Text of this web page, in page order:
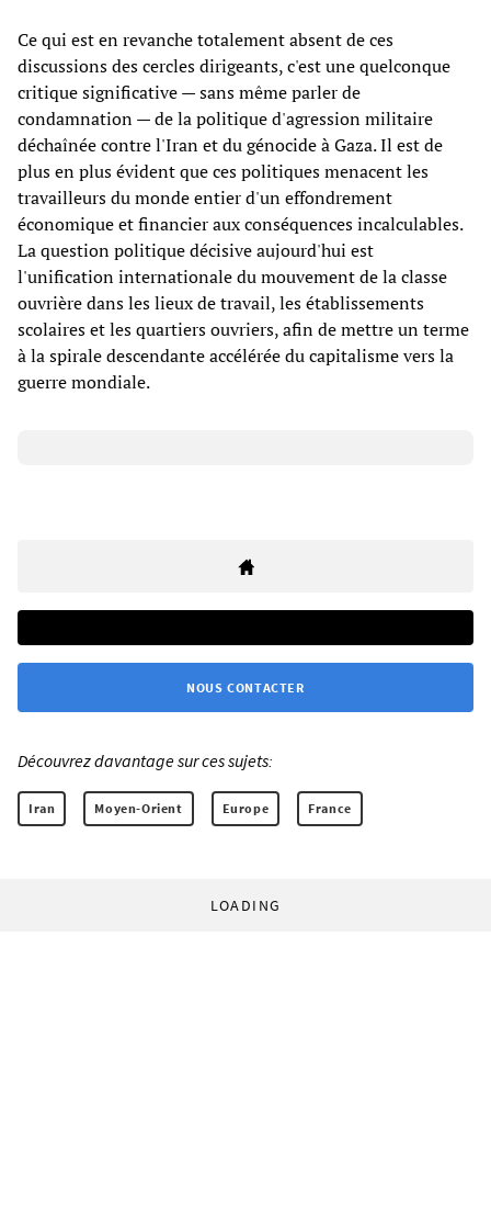
Ce qui est en revanche totalement absent de ces
discussions des cercles dirigeants, c'est une quelconque
critique significative — sans même parler de
condamnation — de la politique d'agression militaire
déchaînée contre l'Iran et du génocide à Gaza. Il est de
plus en plus évident que ces politiques menacent les
travailleurs du monde entier d'un effondrement
économique et financier aux conséquences incalculables.
La question politique décisive aujourd'hui est
l'unification internationale du mouvement de la classe
ouvrière dans les lieux de travail, les établissements
scolaires et les quartiers ouvriers, afin de mettre un terme
à la spirale descendante accélérée du capitalisme vers la
guerre mondiale.
NOUS CONTACTER
Découvrez davantage sur ces sujets:
Iran Moyen-Orient Europe France
LOADING